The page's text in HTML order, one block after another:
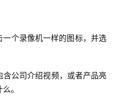
个录像机一样的图标，并选
公司介绍视频，或者产品亮
。